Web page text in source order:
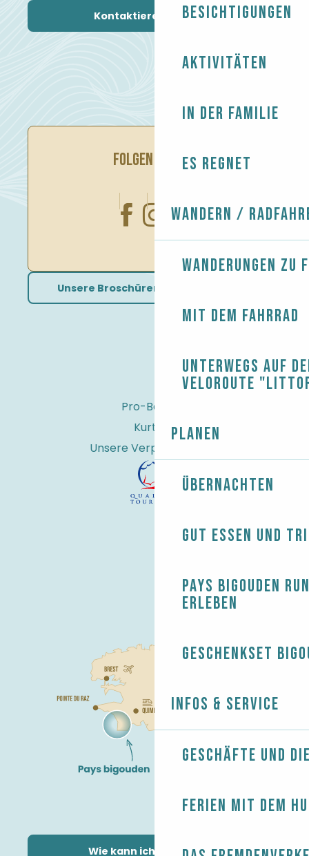
Besichtigungen
Aktivitäten
In der Familie
Es regnet
Wandern /
Wanderungen zu
Mit dem Fahrrad
Unterwegs auf
Veloroute
Planen
Übernachten
Gut essen und
Pays Bigouden
erleben
Geschenkset
Infos & Service
Geschäfte und
Ferien mit dem
Kontaktieren Sie uns
FOLGEN SIE UNS
Unsere Broschüren herunterladen
Pro-Bereich
Kurtaxe
Unsere Verpflichtungen
Wie kann ich kommen?